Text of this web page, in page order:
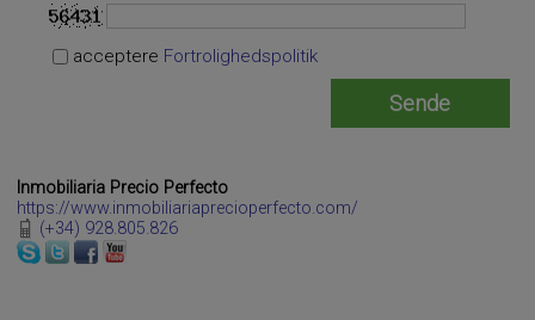
acceptere Fortrolighedspolitik
Inmobiliaria Precio Perfecto
https://www.inmobiliariaprecioperfecto.com/
(+34) 928.805.826